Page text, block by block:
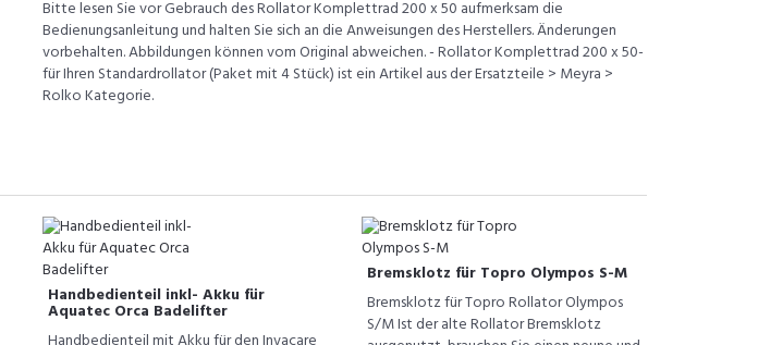
Bitte lesen Sie vor Gebrauch des Rollator Komplettrad 200 x 50 aufmerksam die
Bedienungsanleitung und halten Sie sich an die Anweisungen des Herstellers. Änderungen
vorbehalten. Abbildungen können vom Original abweichen. - Rollator Komplettrad 200 x 50-
für Ihren Standardrollator (Paket mit 4 Stück) ist ein Artikel aus der Ersatzteile > Meyra >
Rolko Kategorie.
Handbedienteil inkl- Akku für
Aquatec Orca Badelifter
Bremsklotz für Topro Olympos S-M
Bremsklotz für Topro Rollator Olympos
S/M Ist der alte Rollator Bremsklotz